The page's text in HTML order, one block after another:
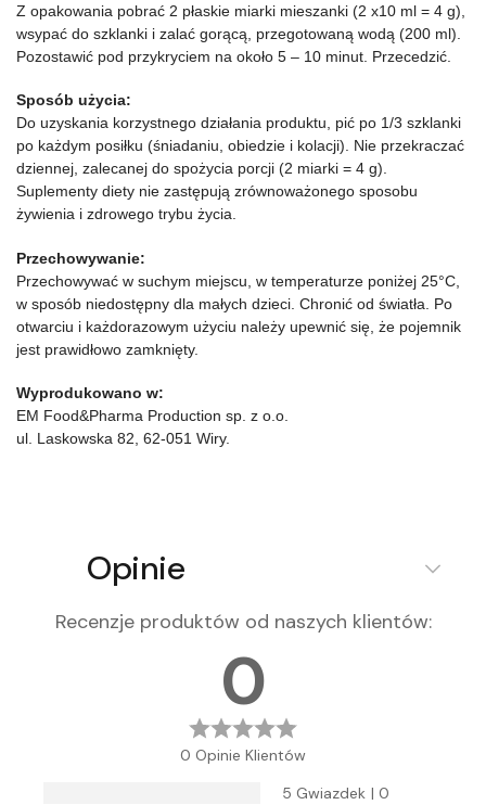
Z opakowania pobrać 2 płaskie miarki mieszanki (2 x10 ml = 4 g),
wsypać do szklanki i zalać gorącą, przegotowaną wodą (200 ml).
Pozostawić pod przykryciem na około 5 – 10 minut. Przecedzić.
Sposób użycia:
Do uzyskania korzystnego działania produktu, pić po 1/3 szklanki
po każdym posiłku (śniadaniu, obiedzie i kolacji). Nie przekraczać
dziennej, zalecanej do spożycia porcji (2 miarki = 4 g).
Suplementy diety nie zastępują zrównoważonego sposobu
żywienia i zdrowego trybu życia.
Przechowywanie:
Przechowywać w suchym miejscu, w temperaturze poniżej 25°C,
w sposób niedostępny dla małych dzieci. Chronić od światła. Po
otwarciu i każdorazowym użyciu należy upewnić się, że pojemnik
jest prawidłowo zamknięty.
Wyprodukowano w:
EM Food&Pharma Production sp. z o.o.
ul. Laskowska 82, 62-051 Wiry.
Opinie
Recenzje produktów od naszych klientów:
0
0 Opinie Klientów
5 Gwiazdek | 0